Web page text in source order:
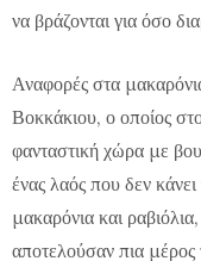
να βράζονται για όσο
Αναφορές στα
Βοκκάκιου, ο οποίος
φανταστική χώρα με
ένας λαός που δεν
μακαρόνια και
αποτελούσαν πια μέρος